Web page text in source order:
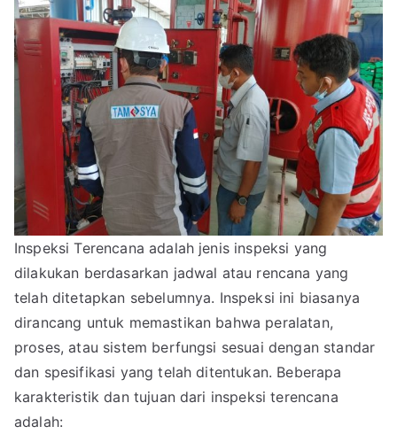
Inspeksi Terencana adalah jenis inspeksi yang
dilakukan berdasarkan jadwal atau rencana yang
telah ditetapkan sebelumnya. Inspeksi ini biasanya
dirancang untuk memastikan bahwa peralatan,
proses, atau sistem berfungsi sesuai dengan standar
dan spesifikasi yang telah ditentukan. Beberapa
karakteristik dan tujuan dari inspeksi terencana
adalah: